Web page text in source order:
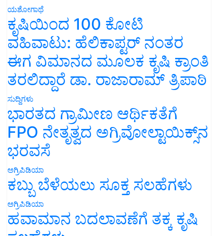
ಯಶೋಗಾಥೆ
ಕೃಷಿಯಿಂದ 100 ಕೋಟಿ
ವಹಿವಾಟು: ಹೆಲಿಕಾಪ್ಟರ್ ನಂತರ
ಈಗ ವಿಮಾನದ ಮೂಲಕ ಕೃಷಿ ಕ್ರಾಂತಿ
ತರಲಿದ್ದಾರೆ ಡಾ. ರಾಜಾರಾಮ್ ತ್ರಿಪಾಠಿ
ಸುದ್ದಿಗಳು
ಭಾರತದ ಗ್ರಾಮೀಣ ಆರ್ಥಿಕತೆಗೆ
FPO ನೇತೃತ್ವದ ಅಗ್ರಿವೋಲ್ಟಾಯಿಕ್ಸ್‌ನ
ಭರವಸೆ
ಅಗ್ರಿಪಿಡಿಯಾ
ಕಬ್ಬು ಬೆಳೆಯಲು ಸೂಕ್ತ ಸಲಹೆಗಳು
ಅಗ್ರಿಪಿಡಿಯಾ
ಹವಾಮಾನ ಬದಲಾವಣೆಗೆ ತಕ್ಕ ಕೃಷಿ